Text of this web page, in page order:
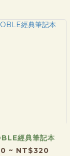
經典筆記本
~ NT$320